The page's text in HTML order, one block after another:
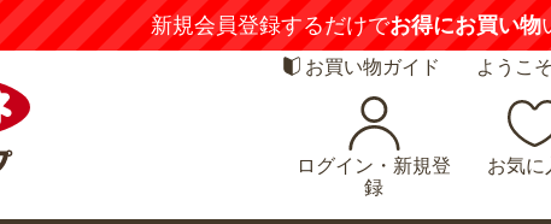
新規会員登録するだけでお得にお買い物
お買い物ガイド ようこそ
ログイン・新規登
録
お気に